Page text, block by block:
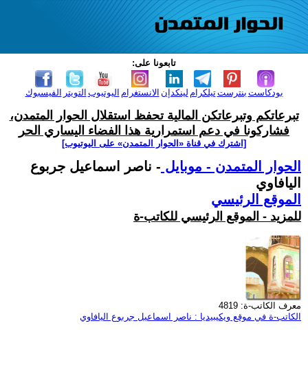
تابعونا على:
الفيسبوك التويتر اليوتيوب الانستغرام لينكدإن تيلكرامبنترست بودكاست
تبرعاتكم وتبرعاتكن المالية تحفظ استقلال الحوار المتمدن،
فشاركونا في دعم استمرارية هذا الفضاء اليساري الحر
[اشترك في قناة ‫«الحوار المتمدن» على اليوتيوب]
الحوار المتمدن - موبايل - ناصر اسماعيل جربوع
اليافاوي
الموقع الرئيسي
للمزيد - الموقع الرئيسي للكاتب-ة
معرف الكاتب-ة: 4819
الكاتب-ة في موقع ويكيبيديا : ناصر اسماعيل جربوع اليافاوي